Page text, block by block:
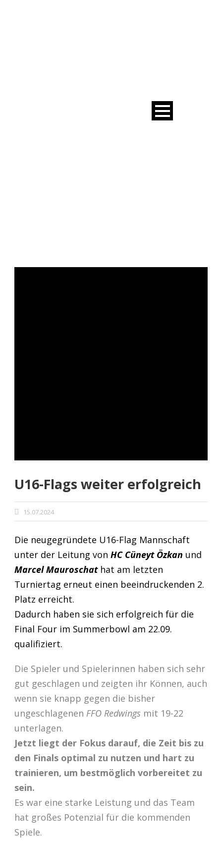
U16-Flags weiter erfolgreich
15.07.2024
Die neugegründete U16-Flag Mannschaft
unter der Leitung von HC Cüneyt Özkan und
Marcel Mauroschathat am letzten
Turniertag erneut einen beeindruckenden 2.
Platz erreicht.
Dadurch haben sie sich erfolgreich für die
Final Four im Summerbowl am 22.09.
qualifiziert.
Die Spieler und Spielerinnen haben sich sehr
gut geschlagen und zeigten ihr Können, auch
wenn sie knapp gegen die bisher
ungeschlagenen FFO Redwings mit 19-22
unterlagen.
Jetzt liegt der Fokus darauf, die Zeit bis zu
den Finals optimal zu nutzen und hart zu
trainieren, um bestmöglich vorbereitet zu
sein.
Es war eine starke Leistung und das Team
hat großes Potenzial für die kommenden
Spiele.